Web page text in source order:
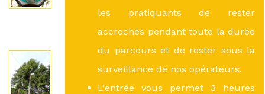
les pratiquants de rester
accrochés pendant toute la durée
du parcours et de rester sous la
surveillance de nos opérateurs.
L'entrée vous permet 3 heures